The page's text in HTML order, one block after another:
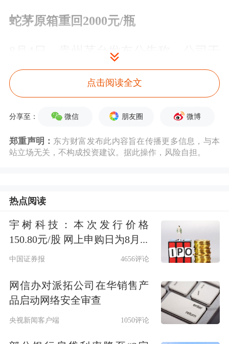
蛇茅原箱重回2000元/瓶
8月4日，贵州茅台发布公告称，公司于
2025年7月已累计回购股份69600股，占
总股本的0.0055%，购买最高价为
1449.42元/股，最低价为1418.06元/股，
支付金额为9993.17万元。
0.2748%，购买最高价为1639.99元/股，
最低价为1408.29元/股，已累计支付总
金额为53.01亿元。
市场认为，贵州茅台回购主要有两方面
原因：一是白酒行业仍在调整期，面临
产能过剩、库存高企、价格倒挂等问
题；二是新“国九条”明确提出引导上市
点击阅读全文
分享至： 微信 朋友圈 微博
郑重声明： 东方财富发布此内容旨在传播更多信息，与本
站立场无关，不构成投资建议。据此操作，风险自担。
热点阅读
宇树科技：本次发行价格
150.80元/股 网上申购日为8月...
中国证券报 4656评论
网信办对派拓公司在华销售产
品启动网络安全审查
央视新闻客户端 1050评论